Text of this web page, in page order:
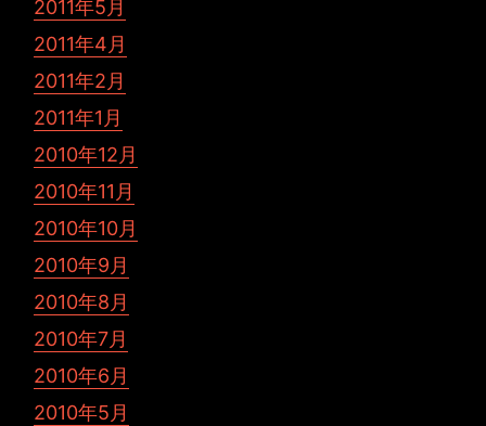
2011年5月
2011年4月
2011年2月
2011年1月
2010年12月
2010年11月
2010年10月
2010年9月
2010年8月
2010年7月
2010年6月
2010年5月